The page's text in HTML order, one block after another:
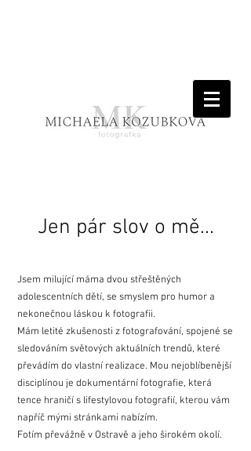
Jen pár slov o mě...
Jsem milující máma dvou střeštěných
adolescentních dětí, se smyslem pro humor a
nekonečnou láskou k fotografii.
Mám letité zkušenosti z fotografování, spojené se
sledováním světových aktuálních trendů, které
převádím do vlastní realizace. Mou nejoblíbenější
disciplínou je dokumentární fotografie, která
tence hraničí s lifestylovou fotografií, kterou vám
napříč mými stránkami nabízím.
Fotím převážně v Ostravě a jeho širokém okolí.